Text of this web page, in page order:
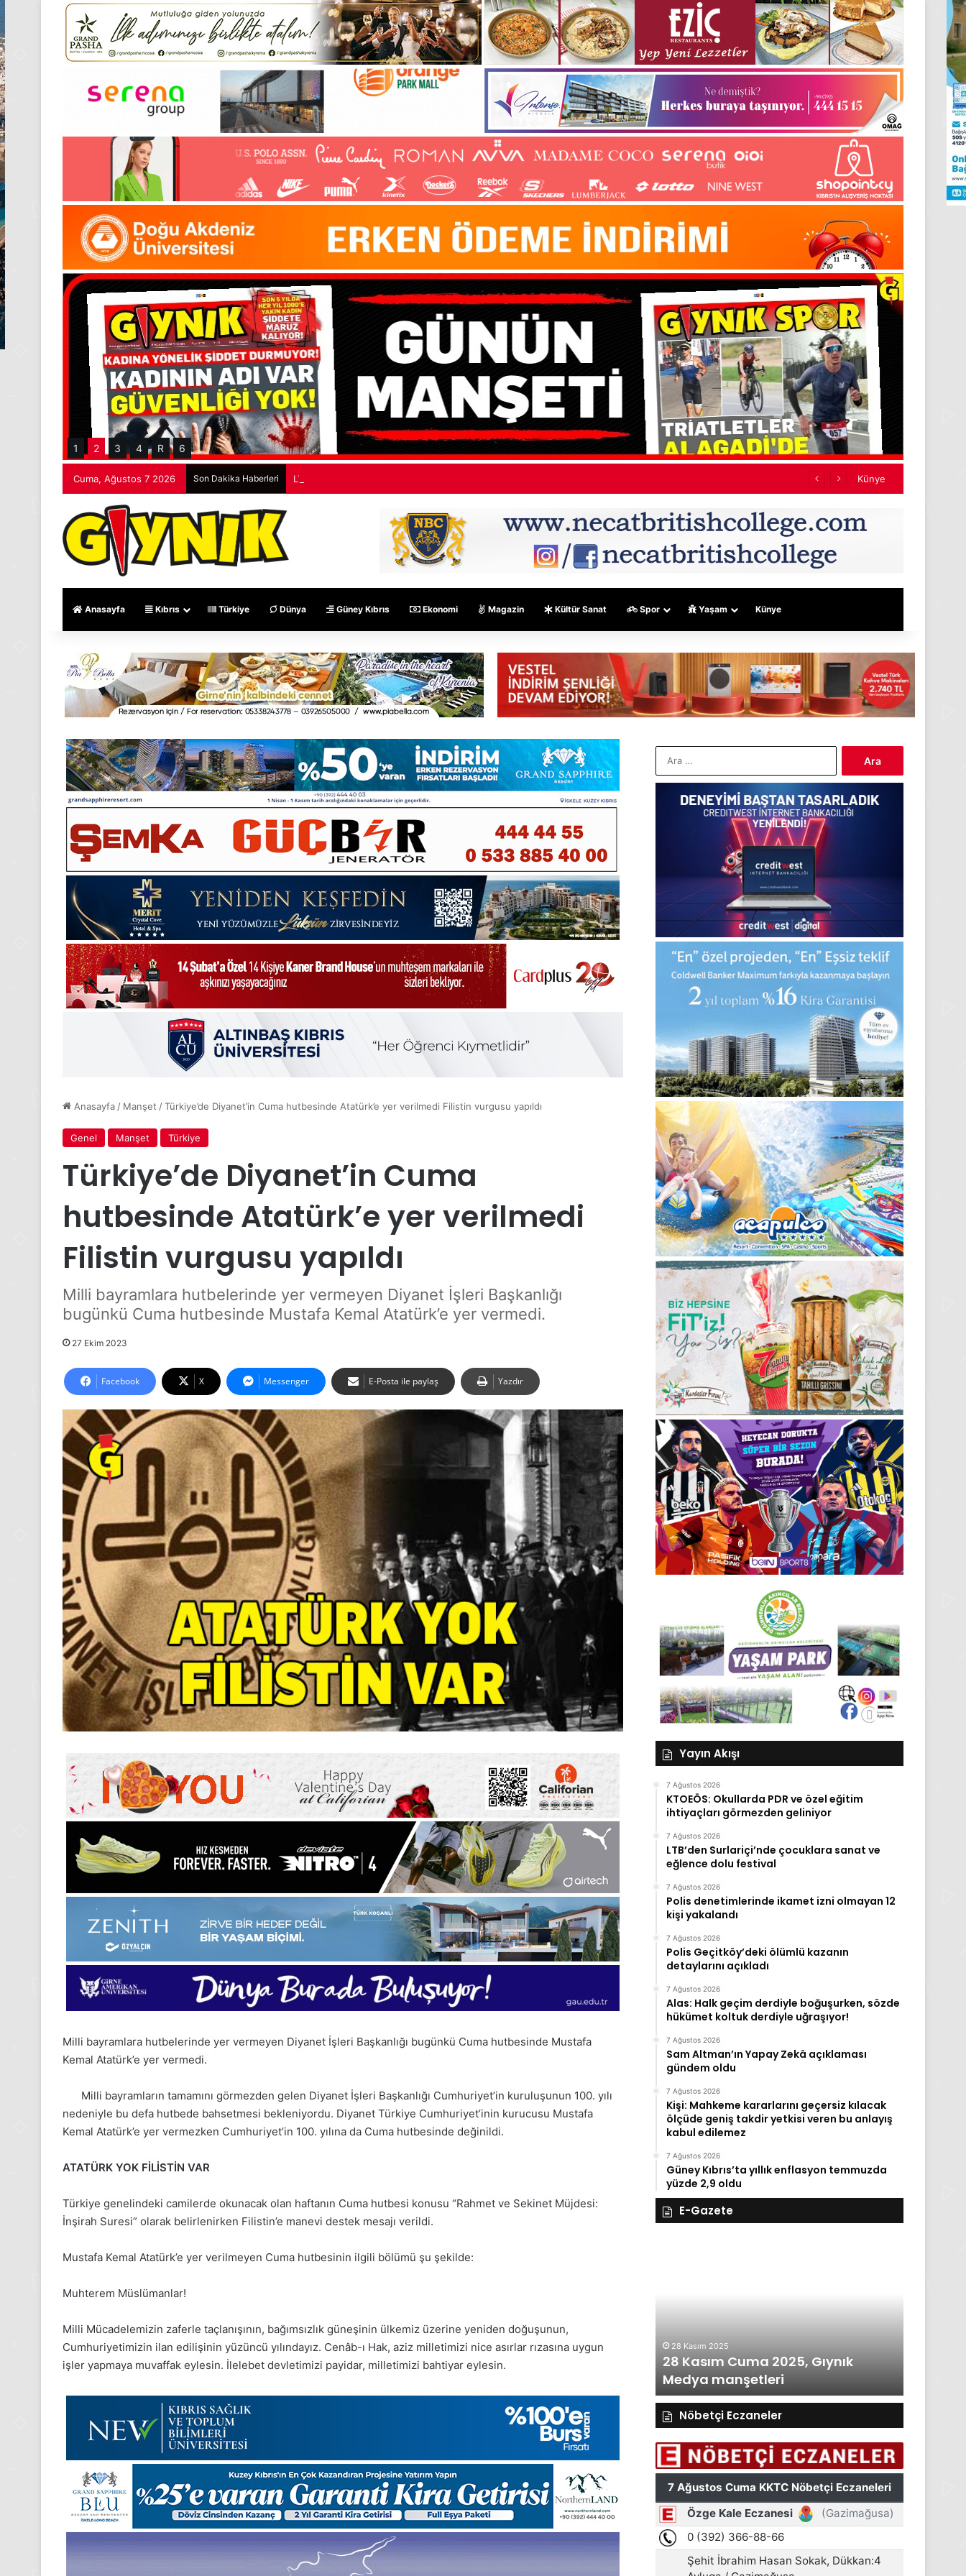
1 2 3 4 R 6
Cuma, Ağustos 7 2026 Son Dakika Haberleri LTB’den Surlariçi’nde çocuklara sanat ve eğlence dolu festival Künye
Anasayfa Kıbrıs Türkiye Dünya Güney Kıbrıs Ekonomi Magazin Kültür Sanat Spor Yaşam Künye
Anasayfa / Manşet /Türkiye’de Diyanet’in Cuma hutbesinde Atatürk’e yer verilmedi Filistin vurgusu yapıldı
Genel Manşet Türkiye
Türkiye’de Diyanet’in Cuma
hutbesinde Atatürk’e yer verilmedi
Filistin vurgusu yapıldı
Milli bayramlara hutbelerinde yer vermeyen Diyanet İşleri Başkanlığı
bugünkü Cuma hutbesinde Mustafa Kemal Atatürk’e yer vermedi.
27 Ekim 2023
Facebook X Messenger E-Posta ile paylaş Yazdır
Milli bayramlara hutbelerinde yer vermeyen Diyanet İşleri Başkanlığı bugünkü Cuma hutbesinde Mustafa
Kemal Atatürk’e yer vermedi.
Milli bayramların tamamını görmezden gelen Diyanet İşleri Başkanlığı Cumhuriyet’in kuruluşunun 100. yılı
nedeniyle bu defa hutbede bahsetmesi bekleniyordu. Diyanet Türkiye Cumhuriyet’inin kurucusu Mustafa
Kemal Atatürk’e yer vermezken Cumhuriyet’in 100. yılına da Cuma hutbesinde değinildi.
ATATÜRK YOK FİLİSTİN VAR
Türkiye genelindeki camilerde okunacak olan haftanın Cuma hutbesi konusu “Rahmet ve Sekinet Müjdesi:
İnşirah Suresi” olarak belirlenirken Filistin’e manevi destek mesajı verildi.
Mustafa Kemal Atatürk’e yer verilmeyen Cuma hutbesinin ilgili bölümü şu şekilde:
Muhterem Müslümanlar!
Milli Mücadelemizin zaferle taçlanışının, bağımsızlık güneşinin ülkemiz üzerine yeniden doğuşunun,
Cumhuriyetimizin ilan edilişinin yüzüncü yılındayız. Cenâb-ı Hak, aziz milletimizi nice asırlar rızasına uygun
işler yapmaya muvaffak eylesin. İlelebet devletimizi payidar, milletimizi bahtiyar eylesin.
Yayın Akışı
7 Ağustos 2026
KTOEÖS: Okullarda PDR ve özel eğitim
ihtiyaçları görmezden geliniyor
7 Ağustos 2026
LTB’den Surlariçi’nde çocuklara sanat ve
eğlence dolu festival
7 Ağustos 2026
Polis denetimlerinde ikamet izni olmayan 12
kişi yakalandı
7 Ağustos 2026
Polis Geçitköy’deki ölümlü kazanın
detaylarını açıkladı
7 Ağustos 2026
Alas: Halk geçim derdiyle boğuşurken, sözde
hükümet koltuk derdiyle uğraşıyor!
7 Ağustos 2026
Sam Altman’ın Yapay Zekâ açıklaması
gündem oldu
7 Ağustos 2026
Kişi: Mahkeme kararlarını geçersiz kılacak
ölçüde geniş takdir yetkisi veren bu anlayış
kabul edilemez
7 Ağustos 2026
Güney Kıbrıs’ta yıllık enflasyon temmuzda
yüzde 2,9 oldu
E-Gazete
24 Kasım 2025
24 Kasım Pazartesi 2025, Gıynık
Aralık
manşetleri
1 Aralık 2025
1 Aralık Pazartesi 2025, Gıynık
manşetleri
28 Kasım 2025
28 Kasım Cuma 2025, Gıynık
27 Kasım Perşembe 2025,
Medya manşetleri
Nöbetçi Eczaneler